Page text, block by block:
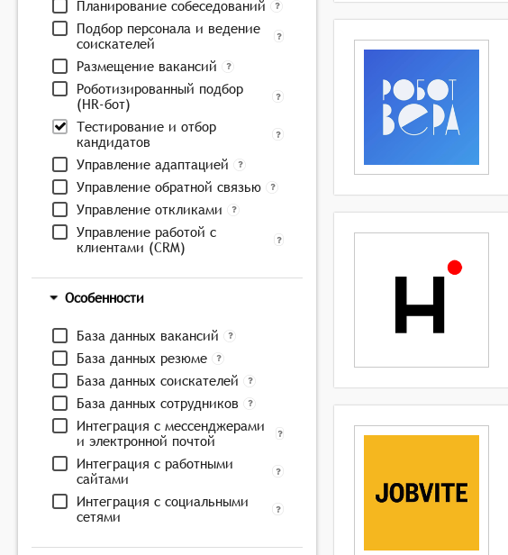
Планирование собеседований
Подбор персонала и ведение
соискателей
Размещение вакансий
Роботизированный подбор
(HR-бот)
Тестирование и отбор
кандидатов
Управление адаптацией
Управление обратной связью
Управление откликами
Управление работой с
клиентами (CRM)
Особенности
База данных вакансий
База данных резюме
База данных соискателей
База данных сотрудников
Интеграция с мессенджерами
и электронной почтой
Интеграция с работными
сайтами
Интеграция с социальными
сетями